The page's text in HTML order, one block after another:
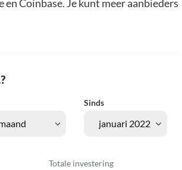
Coinbase. Je kunt meer aanbieders
Sinds
Totale investering